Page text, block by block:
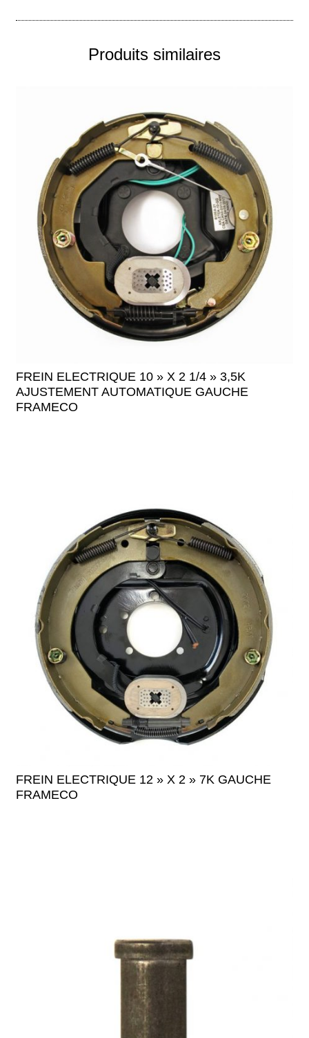
Produits similaires
FREIN ELECTRIQUE 10 » X 2 1/4 » 3,5K
AJUSTEMENT AUTOMATIQUE GAUCHE
FRAMECO
FREIN ELECTRIQUE 12 » X 2 » 7K GAUCHE
FRAMECO